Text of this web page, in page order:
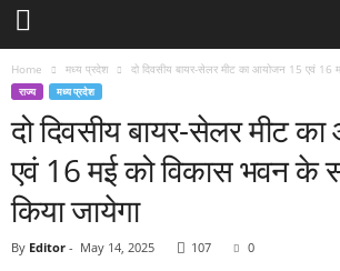
Home मध्य प्रदेश दो दिवसीय बायर-सेलर मीट का आयोजन 15 एवं 16
राज्य मध्य प्रदेश
दो दिवसीय बायर-सेलर मीट
एवं 16 मई को विकास भवन के
किया जायेगा
By Editor - May 14, 2025 107 0